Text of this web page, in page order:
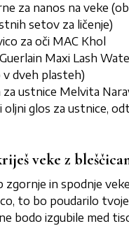
za nanos na veke
setov za ličenje)
za oči MAC Khol
Maxi Lash
v dveh plasteh)
za ustnice Melvita
oljni glos za ustnice,
veke z
zgornje in spodnje
to bo poudarilo
bodo izgubile med